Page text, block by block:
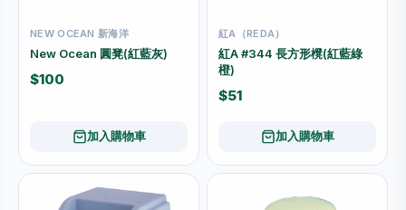
NEW OCEAN 新海洋
New Ocean 圓凳(紅藍灰)
$100
加入購物車
紅A（REDA）
紅A #344 長方形櫈(紅藍綠
橙)
$51
加入購物車